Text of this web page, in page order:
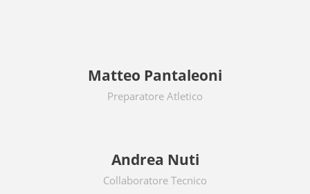
Matteo Pantaleoni
Preparatore Atletico
Andrea Nuti
Collaboratore Tecnico